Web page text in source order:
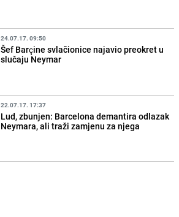
24.07.17. 09:50
Šef Barçine svlačionice najavio preokret u
slučaju Neymar
22.07.17. 17:37
Lud, zbunjen: Barcelona demantira odlazak
Neymara, ali traži zamjenu za njega